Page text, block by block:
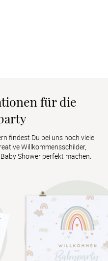
für die
findest Du bei uns noch viele
Willkommensschilder,
Shower perfekt machen.